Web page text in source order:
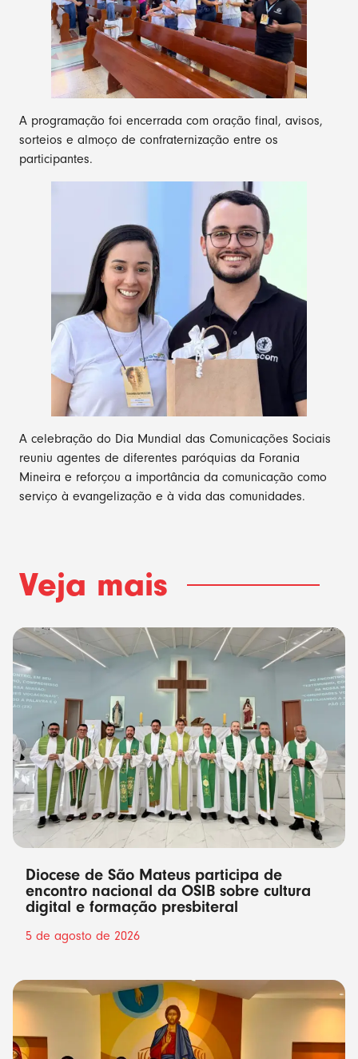
A programação foi encerrada com oração final, avisos,
sorteios e almoço de confraternização entre os
participantes.
A celebração do Dia Mundial das Comunicações Sociais
reuniu agentes de diferentes paróquias da Forania
Mineira e reforçou a importância da comunicação como
serviço à evangelização e à vida das comunidades.
Veja mais
Diocese de São Mateus participa de
encontro nacional da OSIB sobre cultura
digital e formação presbiteral
5 de agosto de 2026